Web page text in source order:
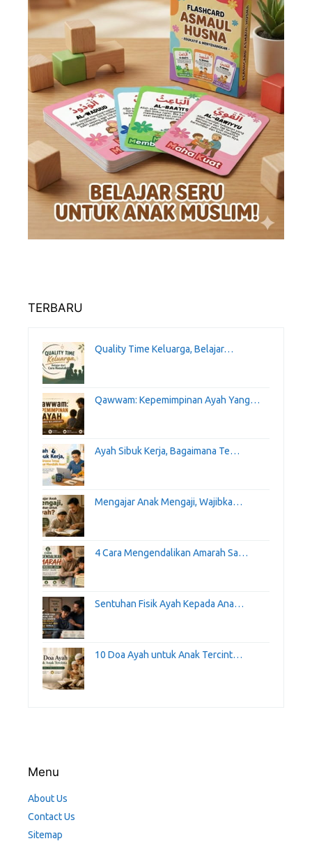
TERBARU
Quality Time Keluarga, Belajar…
Qawwam: Kepemimpinan Ayah Yang…
Ayah Sibuk Kerja, Bagaimana Te…
Mengajar Anak Mengaji, Wajibka…
4 Cara Mengendalikan Amarah Sa…
Sentuhan Fisik Ayah Kepada Ana…
10 Doa Ayah untuk Anak Tercint…
Menu
About Us
Contact Us
Sitemap